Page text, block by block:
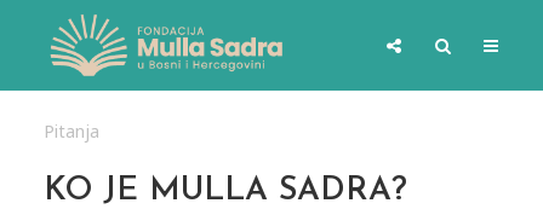
Pitanja
KO JE MULLA SADRA?